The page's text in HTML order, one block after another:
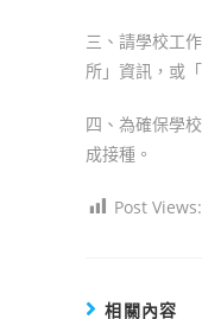
三、請學校工
所」資訊，或
四、為確保學
成接種。
Post Views:
相關內容